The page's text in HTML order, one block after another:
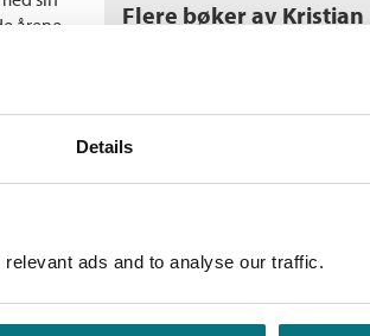
Details
ads and to analyse our traffic.
årene
i «Husk
hjem
kunne
at
av
er han
siste
at
Flere bøker av